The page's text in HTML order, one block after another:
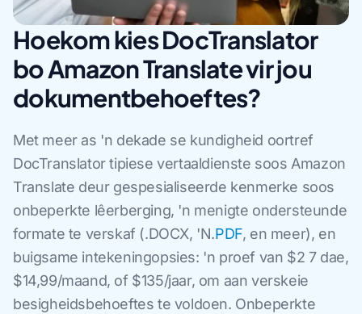
Hoekom kies DocTranslator
bo Amazon Translate vir jou
dokumentbehoeftes?
Met meer as 'n dekade se kundigheid oortref
DocTranslator tipiese vertaaldienste soos Amazon
Translate deur gespesialiseerde kenmerke soos
onbeperkte lêerberging, 'n menigte ondersteunde
formate te verskaf (.DOCX, 'N.PDF, en meer), en
buigsame intekeningopsies: 'n proef van $2 7 dae,
$14,99/maand, of $135/jaar, om aan verskeie
besigheidsbehoeftes te voldoen. Onbeperkte